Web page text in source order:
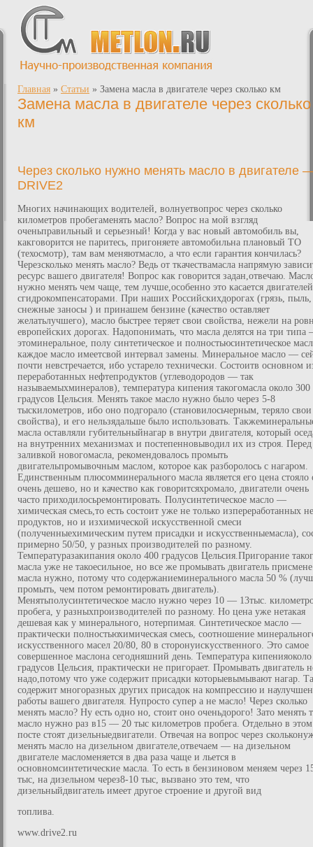
Главная » Статьи » Замена масла в двигателе через сколько км
Замена масла в двигателе через сколько
км
Через сколько нужно менять масло в двигателе
DRIVE2
Многих начинающих водителей, волнуетвопрос через сколько
километров пробегаменять масло? Вопрос на мой взгляд
оченьправильный и серьезный! Когда у вас новый автомобиль вы,
какговорится не паритесь, пригоняете автомобильна плановый ТО
(техосмотр), там вам меняютмасло, а что если гарантия кончилась?
Черезсколько менять масло? Ведь от ткачествамасла напрямую
ресурс вашего двигателя! Вопрос как говорится задан,отвечаю.
нужно менять чем чаще, тем лучше,особенно это касается двигателей
сгидрокомпенсаторами. При наших Российскихдорогах (грязь, пыль,
снежные заносы ) и принашем бензине (качество оставляет
желатьлучшего), масло быстрее теряет свои свойства, нежели на
европейских дорогах. Надопонимать, что масла делятся на три типа
этоминеральное, полу синтетическое и полностьюсинтетическое
каждое масло имеетсвой интервал замены. Минеральное масло —
почти невстречается, ибо устарело технически. Состоитв основном
переработанных нефтепродуктов (углеводородов — так
называемыхминералов), температура кипения такогомасла около 300
градусов Цельсия. Менять такое масло нужно было через 5-8
тыскилометров, ибо оно подгорало (становилосьчерным, теряло свои
свойства), и его нельзядальше было использовать.
масла оставляли губительныйнагар в внутри двигателя, который
на внутренних механизмах и постепенновыводил их из строя. Перед
заливкой новогомасла, рекомендовалось промыть
двигательпромывочным маслом, которое как разборолось с нагаром.
Единственным плюсомминерального масла является его цена стояло
очень дешево, но и качество как говоритсяхромало, двигатели очень
часто приходилосьремонтировать. Полусинтетическое масло —
химическая смесь,то есть состоит уже не только изпереработанных
продуктов, но и изхимической искусственной смеси
(полученныехимическим путем присадки и искусственныемасла),
примерно 50/50, у разных производителей по разному.
Температуразакипания около 400 градусов Цельсия.Пригорание
масла уже не такоесильное, но все же промывать двигатель присмене
масла нужно, потому что содержаниеминерального масла 50 %
промыть, чем потом ремонтировать двигатель).
Менятьполусинтетическое масло нужно через 10 — 13тыс.
пробега, у разныхпроизводителей по разному. Но цена уже нетакая
дешевая как у минерального, нотерпимая. Синтетическое масло —
практически полностьюхимическая смесь, соотношение
искусственного масел 20/80, 80 в сторонуискусственного. Это самое
совершенное маслона сегодняшний день. Температура
градусов Цельсия, практически не пригорает. Промывать двигатель
надо,потому что уже содержит присадки которыевымывают нагар.
содержит многоразных других присадок на компрессию и
работы вашего двигателя. Нупросто супер а не масло! Через сколько
менять масло? Ну есть одно но, стоит оно оченьдорого! Зато менять
масло нужно раз в15 — 20 тыс километров пробега. Отдельно в этом
посте стоят дизельныедвигатели. Отвечая на вопрос через
менять масло на дизельном двигателе,отвечаем — на дизельном
двигателе масломеняется в два раза чаще и льется в
основномсинтетические масла. То есть в бензиновом меняем через
тыс, на дизельном через8-10 тыс, вызвано это тем, что
дизельныйдвигатель имеет другое строение и другой вид
топлива.
www.drive2.ru